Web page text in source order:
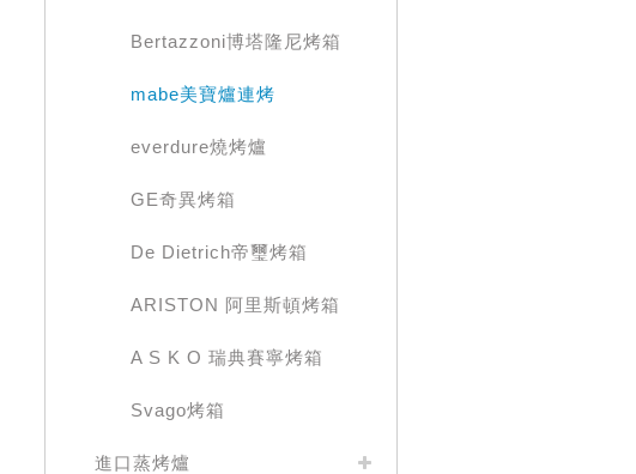
Bertazzoni博塔隆尼烤箱
mabe美寶爐連烤
everdure燒烤爐
GE奇異烤箱
De Dietrich帝璽烤箱
ARISTON 阿里斯頓烤箱
A S K O 瑞典賽寧烤箱
Svago烤箱
進口蒸烤爐